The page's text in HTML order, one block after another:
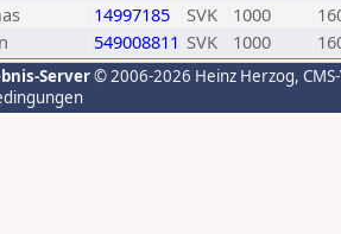
14997185 SVK 1000
549008811 SVK 1000
Server© 2006-2026 Heinz Herzog,